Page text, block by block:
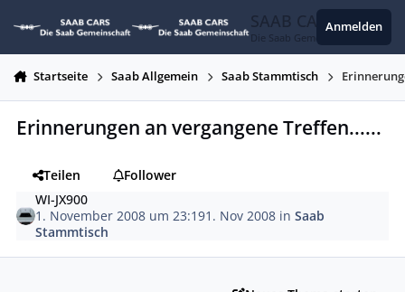
SAAB CARS
Die Saab Gemeinschaft
Anmelden
Startseite Saab Allgemein Saab Stammtisch
Erinnerungen an vergangene Treffen......
Teilen
Follower
WI-JX900
1. November 2008 um 23:191. Nov 2008 inSaab
Stammtisch